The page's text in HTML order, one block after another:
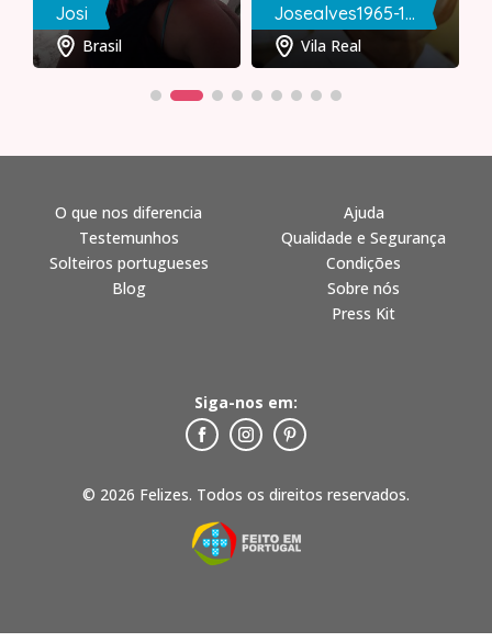
Josi
Brasil
Josealves1965-13-02
Vila Real
© 2026 Felizes. Todos os direitos reservados.
O que nos diferencia
Testemunhos
Solteiros portugueses
Blog
Ajuda
Qualidade e Segurança
Condições
Sobre nós
Press Kit
Siga-nos em: